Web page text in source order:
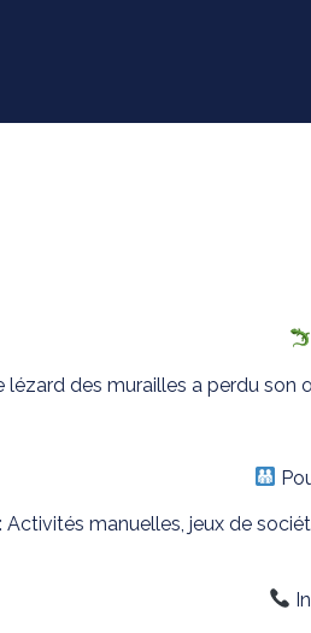
lézard des murailles a perdu son
Activités manuelles, jeux de